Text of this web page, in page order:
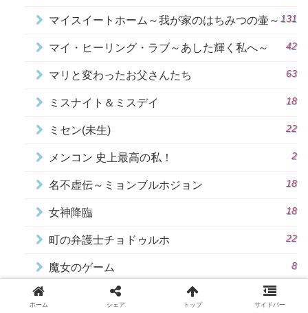
マイスイートホーム～我が家のはちみつの壷～ 131
マイ・ヒーリング・ラブ～あした輝く私へ～ 42
マリと変わったお父さんたち 63
ミスナイト＆ミスデイ 18
ミセン(未生) 22
メンコン 史上最高の私！ 2
名不虚伝～ミョンブルホジョン 18
女神降臨 18
町の弁護士チョドゥルホ 22
魔女のゲーム 8
マ行あらすじ一覧
ホーム シェア トップ サイドバー